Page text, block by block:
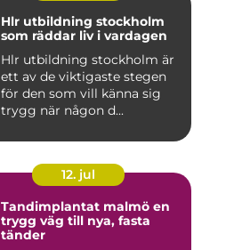
Hlr utbildning stockholm
som räddar liv i vardagen
Hlr utbildning stockholm är
ett av de viktigaste stegen
för den som vill känna sig
trygg när någon d...
12. jul
Tandimplantat malmö en
trygg väg till nya, fasta
tänder